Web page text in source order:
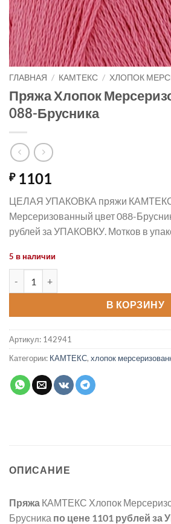
ГЛАВНАЯ / КАМТЕКС / ХЛОПОК
Пряжа Хлопок
088-Брусника
₽1101
ЦЕЛАЯ УПАКОВКА пряжи
Мерсеризованный цвет 088-
рублей за УПАКОВКУ. Мотков в
5 в наличии
В КОРЗИНУ
Артикул: 142941
Категории: КАМТЕКС, хлопок
ОПИСАНИЕ
Пряжа КАМТЕКС Хлопок
Брусника по цене 1101 рублей за